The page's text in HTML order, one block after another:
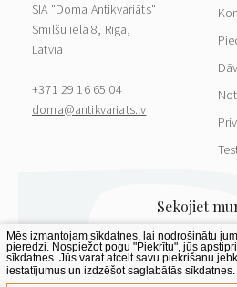
SIA "Doma Antikvariāts"
Smilšu iela 8, Rīga,
Latvia
+371 29 16 65 04
doma@antikvariats.lv
Mēs izmantojam sīkdatnes, lai nodrošinātu
pieredzi. Nospiežot pogu "Piekrītu", jūs
sīkdatnes. Jūs varat atcelt savu piekrišanu
iestatījumus un izdzēšot saglabātās sīkdatnes.